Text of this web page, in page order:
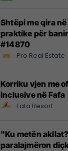
Shtëpi me qira
praktike për
#14870
Pro Real Estate
Korriku vjen me
inclusive në Fafa
Fafa Resort
"Ku metën
paralajmëron